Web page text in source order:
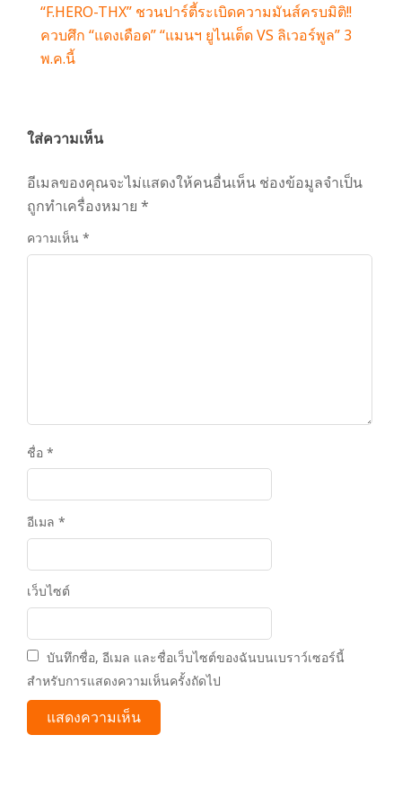
“F.HERO-THX” ชวนปาร์ตี้ระเบิดความมันส์ครบมิติ!!
ควบศึก “แดงเดือด” “แมนฯ ยูไนเต็ด VS ลิเวอร์พูล” 3
พ.ค.นี้
ใส่ความเห็น
อีเมลของคุณจะไม่แสดงให้คนอื่นเห็น ช่องข้อมูลจำเป็น
ถูกทำเครื่องหมาย *
ความเห็น *
ชื่อ *
อีเมล *
เว็บไซต์
บันทึกชื่อ, อีเมล และชื่อเว็บไซต์ของฉันบนเบราว์เซอร์นี้
สำหรับการแสดงความเห็นครั้งถัดไป